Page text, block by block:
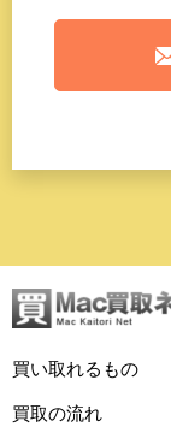
買い取れるもの
買取の流れ